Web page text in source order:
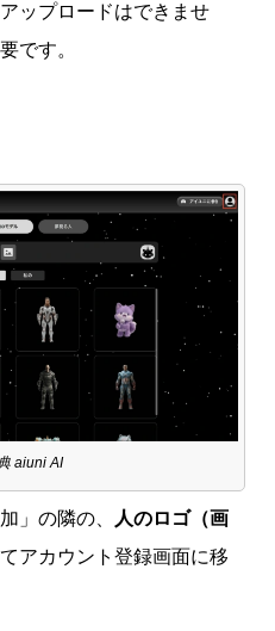
ップロードはできませ
です。
aiuni AI
」の隣の、
人のロゴ（画
アカウント登録画面に移